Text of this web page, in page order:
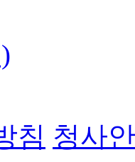
침 청사